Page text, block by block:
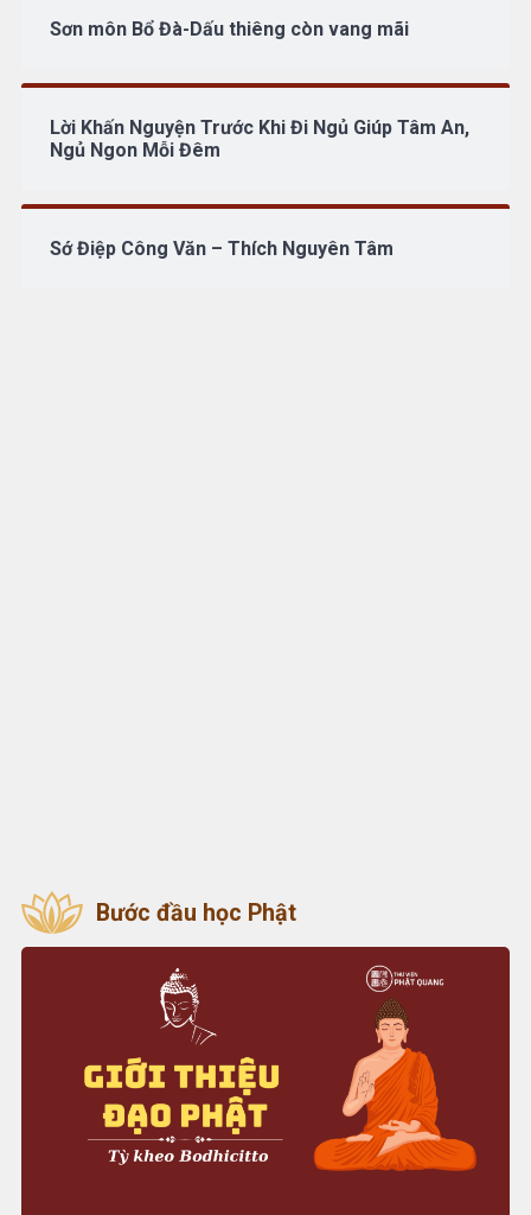
Sơn môn Bổ Đà-Dấu thiêng còn vang mãi
Lời Khấn Nguyện Trước Khi Đi Ngủ Giúp Tâm An,
Ngủ Ngon Mỗi Đêm
Sớ Điệp Công Văn – Thích Nguyên Tâm
Bước đầu học Phật